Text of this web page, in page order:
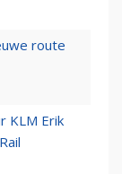
route
KLM Erik